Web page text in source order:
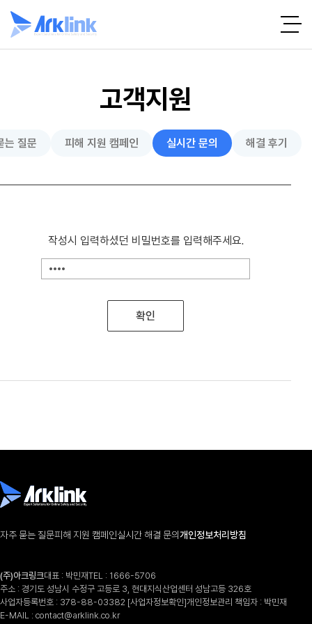
고객지원
는 질문 피해 지원 캠페인 실시간 문의 해결 후기
작성시 입력하셨던 비밀번호를 입력해주세요.
확인
자주 묻는 질문피해 지원 캠페인실시간 해결 문의개인정보처리방침
(주)아크링크대표 : 박민재TEL : 1666-5706
주소 : 경기도 성남시 수정구 고등로 3, 현대지식산업센터 성남고등 326호
사업자등록번호 : 378-88-03382 [사업자정보확인]개인정보관리 책임자 : 박민재
E-MAIL : contact@arklink.co.kr